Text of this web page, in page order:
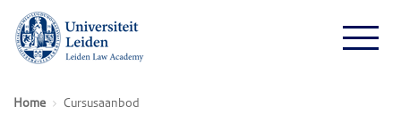
Home Cursusaanbod